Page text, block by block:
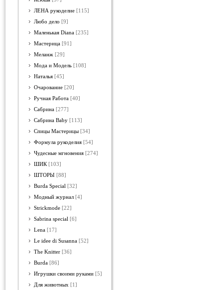
ЛЕНА рукоделие [115]
Любо дело [9]
Маленькая Diana [235]
Мастерица [91]
Меланж [29]
Мода и Модель [108]
Наталья [45]
Очарование [20]
Ручная Работа [40]
Сабрина [277]
Сабрина Baby [113]
Спицы Мастерицы [34]
Формула рукоделия [54]
Чудесные мгновения [274]
ШИК [103]
ШТОРЫ [88]
Burda Special [32]
Модный журнал [4]
Strickmode [22]
Sabrina special [6]
Lena [17]
Le idee di Susanna [52]
The Knitter [36]
Burda [86]
Игрушки своими руками [5]
Для животных [1]